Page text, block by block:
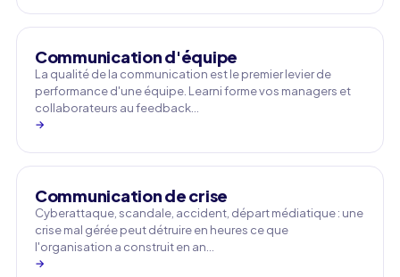
Communication d'équipe
La qualité de la communication est le premier levier de
performance d'une équipe. Learni forme vos managers et
collaborateurs au feedback…
→
Communication de crise
Cyberattaque, scandale, accident, départ médiatique : une
crise mal gérée peut détruire en heures ce que
l'organisation a construit en an…
→